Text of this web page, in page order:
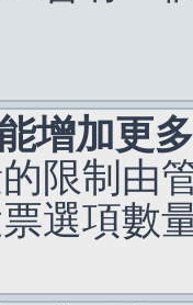
增加更
限制由
選項數